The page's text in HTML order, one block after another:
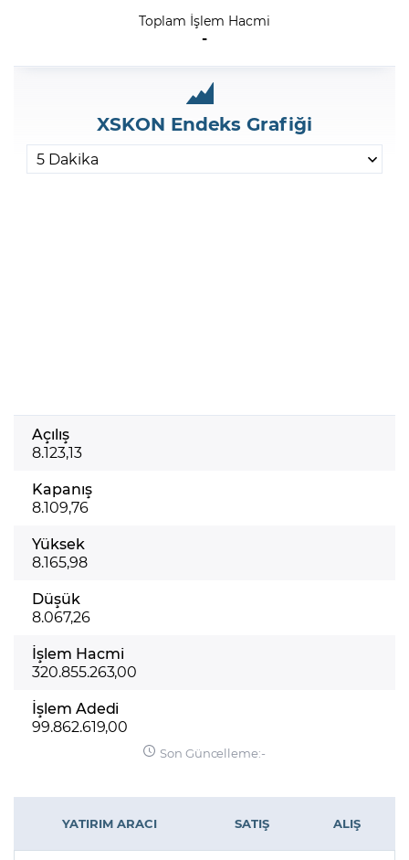
Toplam İşlem Hacmi
-
XSKON Endeks Grafiği
Açılış
8.123,13
Kapanış
8.109,76
Yüksek
8.165,98
Düşük
8.067,26
İşlem Hacmi
320.855.263,00
İşlem Adedi
99.862.619,00
Son Güncelleme:-
YATIRIM ARACI SATIŞ ALIŞ